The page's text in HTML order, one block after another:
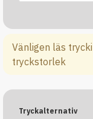
Vänligen läs
tryckstorlek
Tryckalternativ